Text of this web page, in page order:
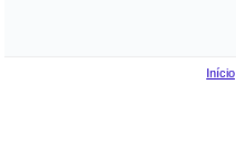
Início